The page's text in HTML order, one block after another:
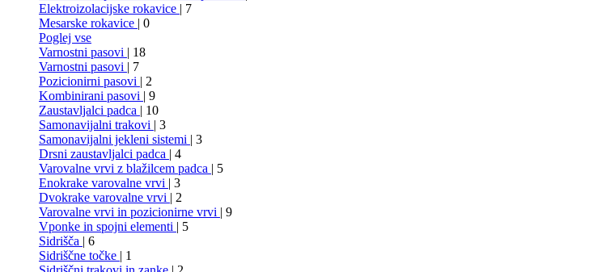
Elektroizolacijske rokavice | 7
Mesarske rokavice | 0
Poglej vse
Varnostni pasovi | 18
Varnostni pasovi | 7
Pozicionirni pasovi | 2
Kombinirani pasovi | 9
Zaustavljalci padca | 10
Samonavijalni trakovi | 3
Samonavijalni jekleni sistemi | 3
Drsni zaustavljalci padca | 4
Varovalne vrvi z blažilcem padca | 5
Enokrake varovalne vrvi | 3
Dvokrake varovalne vrvi | 2
Varovalne vrvi in pozicionirne vrvi | 9
Vponke in spojni elementi | 5
Sidrišča | 6
Sidriščne točke | 1